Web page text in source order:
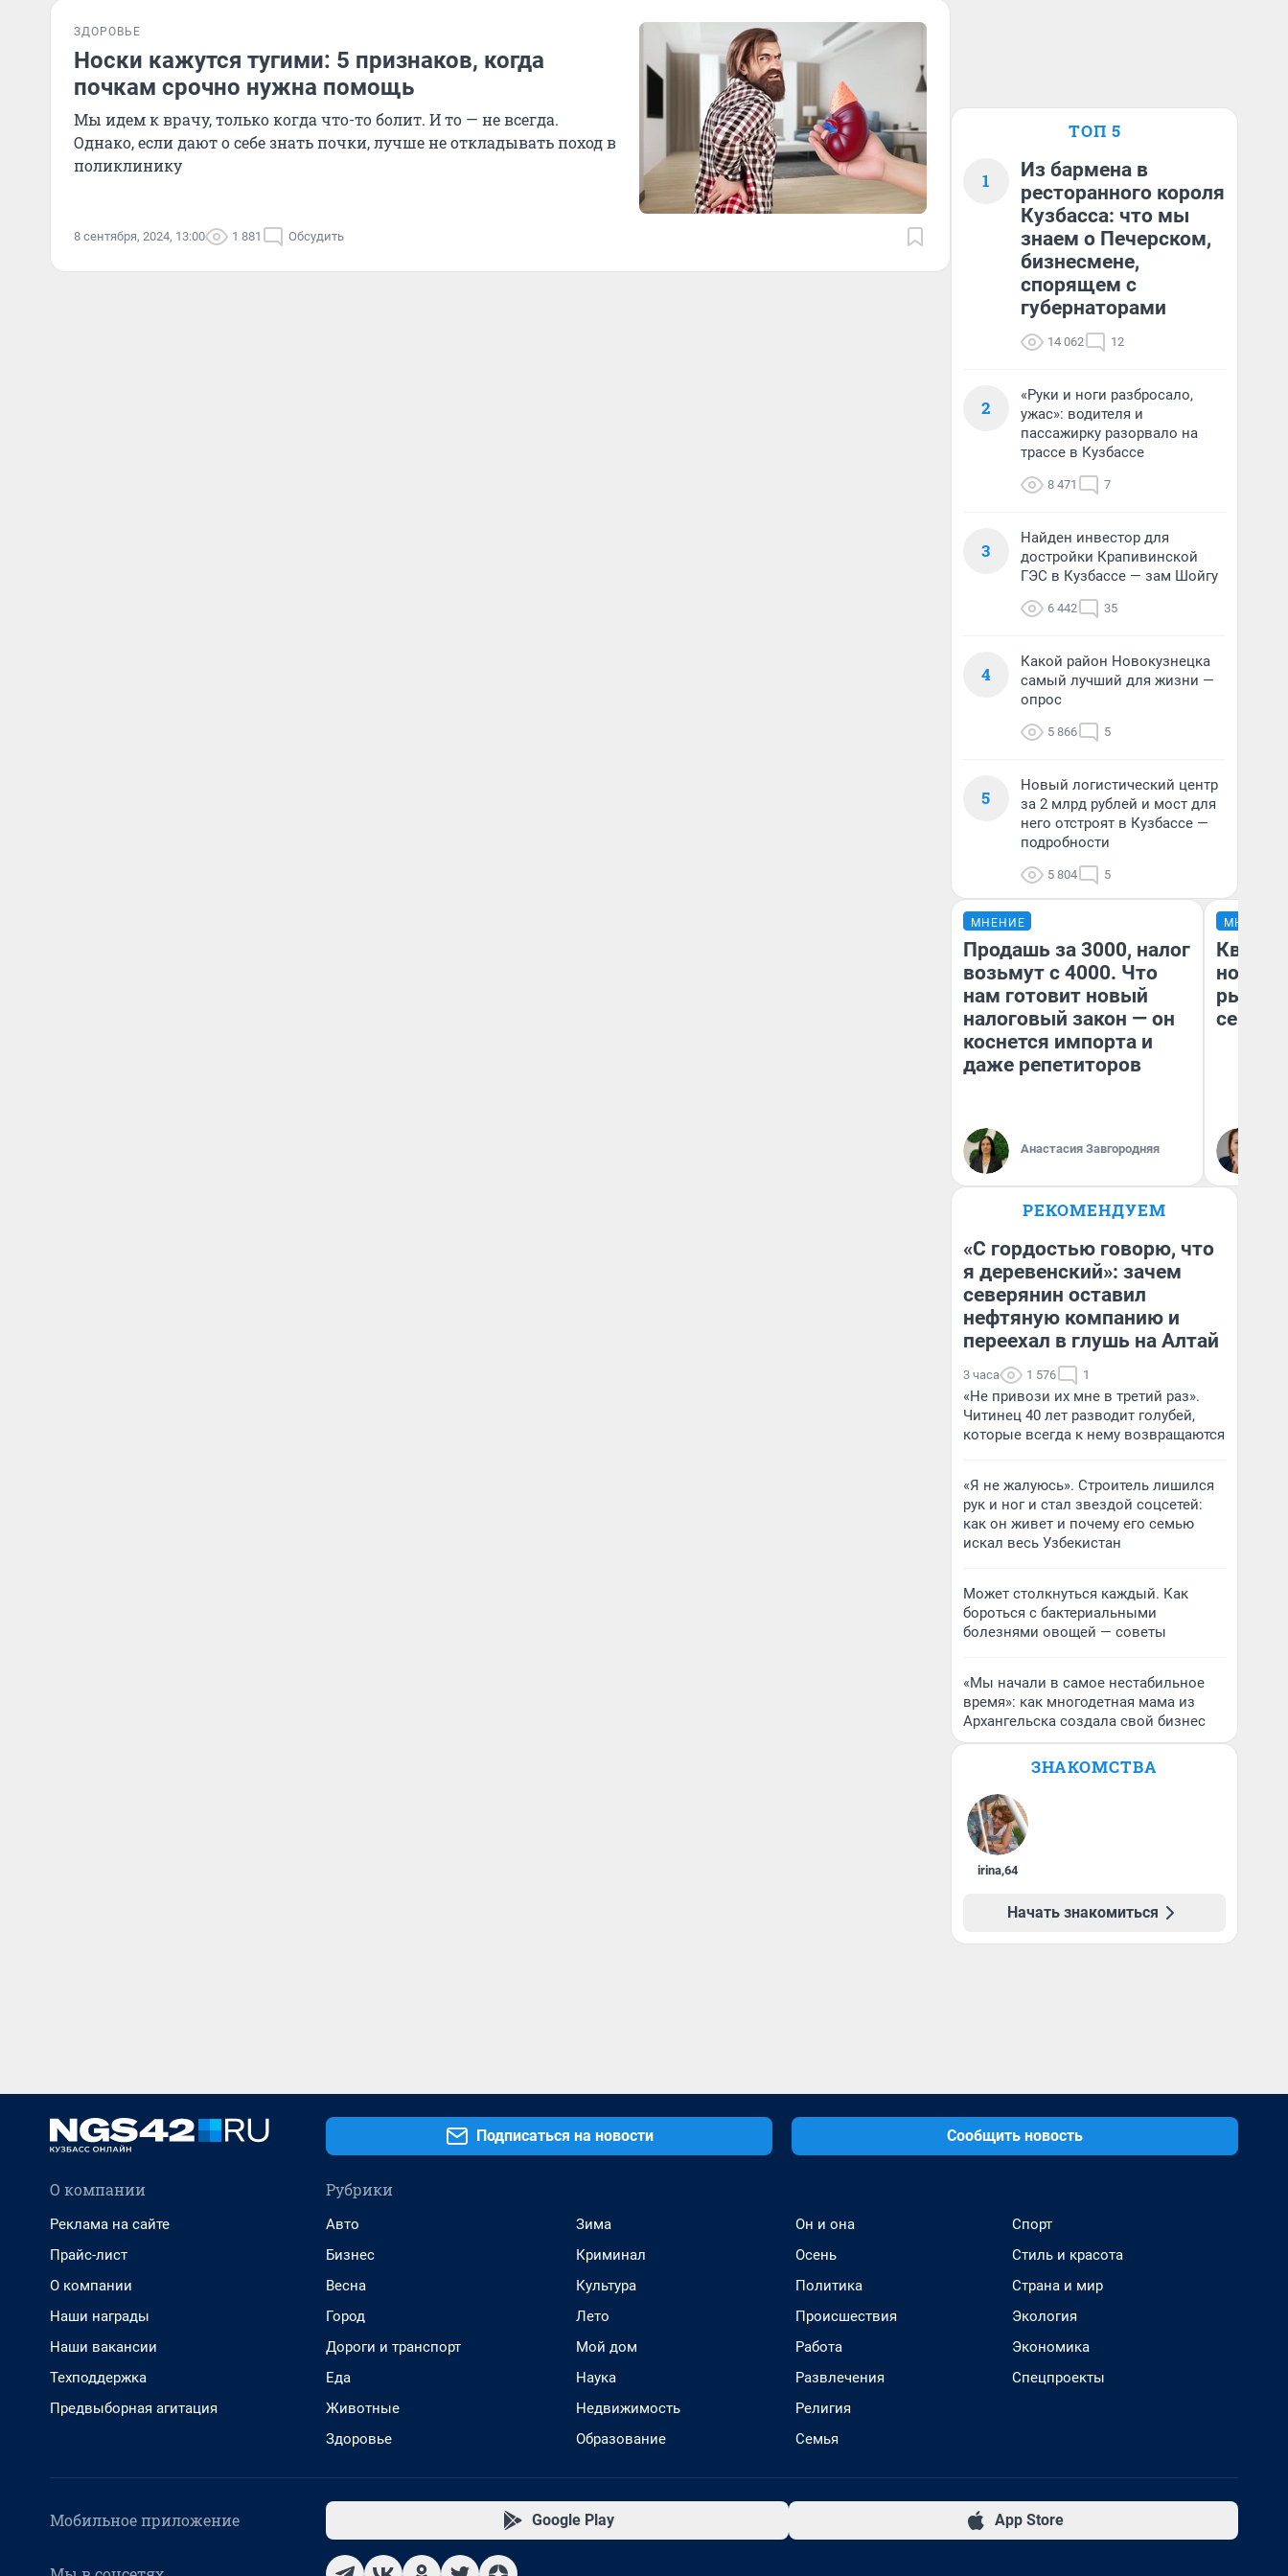
ЗДОРОВЬЕ
Носки кажутся тугими: 5 признаков, когда
почкам срочно нужна помощь
Мы идем к врачу, только когда что-то болит. И то — не всегда.
Однако, если дают о себе знать почки, лучше не откладывать поход в
поликлинику
8 сентября, 2024, 13:00 1 881 Обсудить
ТОП 5
1
Из бармена в
ресторанного короля
Кузбасса: что мы
знаем о Печерском,
бизнесмене,
спорящем с
губернаторами
14 062 12
2
«Руки и ноги разбросало,
ужас»: водителя и
пассажирку разорвало на
трассе в Кузбассе
8 471 7
3
Найден инвестор для
достройки Крапивинской
ГЭС в Кузбассе — зам Шойгу
6 442 35
4
Какой район Новокузнецка
самый лучший для жизни —
опрос
5 866 5
5
Новый логистический центр
за 2 млрд рублей и мост для
него отстроят в Кузбассе —
подробности
5 804 5
МНЕНИЕ
Продашь за 3000, налог
возьмут с 4000. Что
нам готовит новый
налоговый закон — он
коснется импорта и
даже репетиторов
Анастасия Завгородняя
МНЕНИЕ
но
рынок
РЕКОМЕНДУЕМ
«С гордостью говорю, что
я деревенский»: зачем
северянин оставил
нефтяную компанию и
переехал в глушь на Алтай
3 часа 1 576 1
«Не привози их мне в третий раз».
Читинец 40 лет разводит голубей,
которые всегда к нему возвращаются
«Я не жалуюсь». Строитель лишился
рук и ног и стал звездой соцсетей:
как он живет и почему его семью
искал весь Узбекистан
Может столкнуться каждый. Как
бороться с бактериальными
болезнями овощей — советы
«Мы начали в самое нестабильное
время»: как многодетная мама из
Архангельска создала свой бизнес
ЗНАКОМСТВА
irina,64
Начать знакомиться
Подписаться на новости Сообщить новость
О компании
Реклама на сайте
Прайс-лист
О компании
Наши награды
Наши вакансии
Техподдержка
Предвыборная агитация
Рубрики
Авто
Бизнес
Весна
Город
Дороги и транспорт
Еда
Животные
Здоровье
Зима
Криминал
Культура
Лето
Мой дом
Наука
Недвижимость
Образование
Он и она
Осень
Политика
Происшествия
Работа
Развлечения
Религия
Семья
Спорт
Стиль и красота
Страна и мир
Экология
Экономика
Спецпроекты
Мобильное приложение Google Play App Store